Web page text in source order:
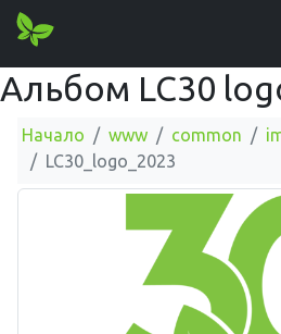
Альбом LC30
Начало www common
LC30_logo_2023